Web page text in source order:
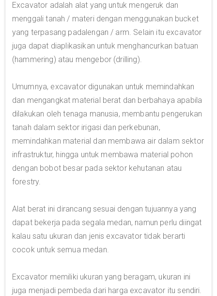
Excavator adalah alat yang untuk mengeruk dan
menggali tanah / materi dengan menggunakan bucket
yang terpasang padalengan / arm. Selain itu excavator
juga dapat diaplikasikan untuk menghancurkan batuan
(hammering) atau mengebor (drilling).
Umumnya, excavator digunakan untuk memindahkan
dan mengangkat material berat dan berbahaya apabila
dilakukan oleh tenaga manusia, membantu pengerukan
tanah dalam sektor irigasi dan perkebunan,
memindahkan material dan membawa air dalam sektor
infrastruktur, hingga untuk membawa material pohon
dengan bobot besar pada sektor kehutanan atau
forestry.
Alat berat ini dirancang sesuai dengan tujuannya yang
dapat bekerja pada segala medan, namun perlu diingat
kalau satu ukuran dan jenis excavator tidak berarti
cocok untuk semua medan.
Excavator memiliki ukuran yang beragam, ukuran ini
juga menjadi pembeda dari harga excavator itu sendiri.